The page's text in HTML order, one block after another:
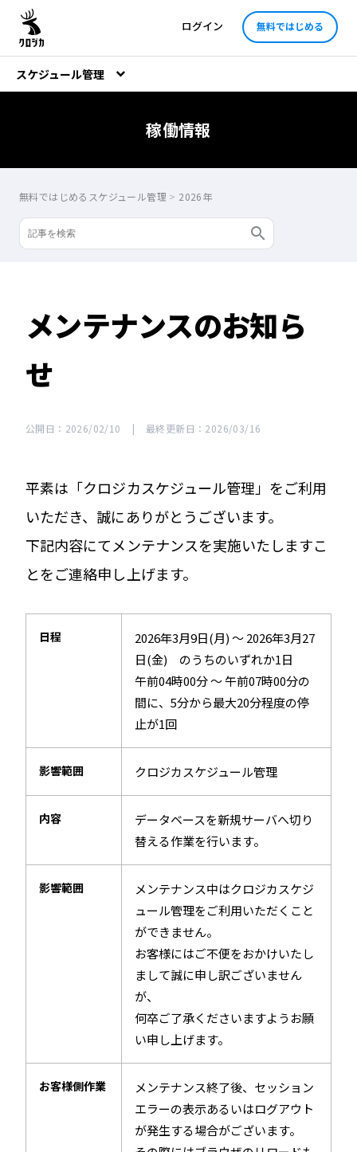
ログイン 無料ではじめる
スケジュール管理
稼働情報
無料ではじめるスケジュール管理 > 2026年
メンテナンスのお知ら
せ
公開日：2026/02/10 | 最終更新日：2026/03/16
平素は「クロジカスケジュール管理」をご利用
いただき、誠にありがとうございます。
下記内容にてメンテナンスを実施いたしますこ
とをご連絡申し上げます。
日程
2026年3月9日(月) 〜 2026年3月27
日(金) のうちのいずれか1日
午前04時00分 ～ 午前07時00分の
間に、5分から最大20分程度の停
止が1回
影響範囲 クロジカスケジュール管理
内容
データベースを新規サーバへ切り
替える作業を行います。
影響範囲
メンテナンス中はクロジカスケジ
ュール管理をご利用いただくこと
ができません。
お客様にはご不便をおかけいたし
まして誠に申し訳ございません
が、
何卒ご了承くださいますようお願
い申し上げます。
お客様側作業
メンテナンス終了後、セッション
エラーの表示あるいはログアウト
が発生する場合がございます。